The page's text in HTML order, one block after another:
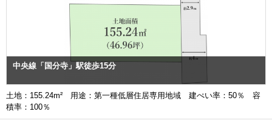
中央線「国分寺」駅徒歩15分
土地：155.24m² 用途：第一種低層住居専用地域 建ぺい率：50％ 容
積率：100％